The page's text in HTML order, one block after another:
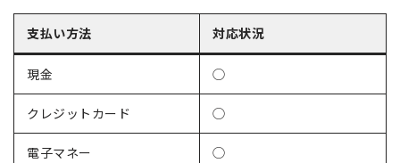
支払い方法 対応状況
現金 ◯
クレジットカード ◯
電子マネー ◯